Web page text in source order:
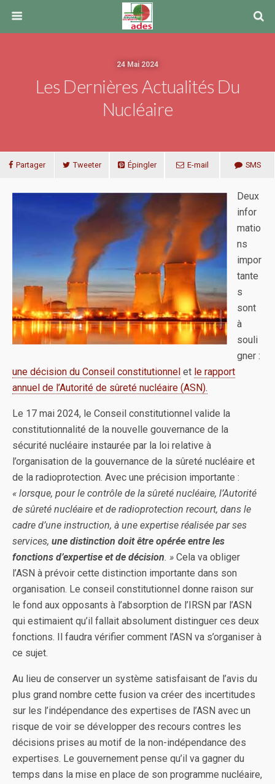
24 Mai 2024
Les Dernières Actualités Du
Nucléaire
Partager Tweeter Épingler E-mail SMS
Deux
infor
matio
ns
impor
tante
s
sont
à
souli
gner :
une décision du Conseil constitutionnel et le rapport
annuel de l’Autorité de sûreté nucléaire (ASN).
Le 17 mai 2024, le Conseil constitutionnel valide la
constitutionnalité de la nouvelle gouvernance de la
sécurité nucléaire instaurée par la loi relative à
l’organisation de la gouvernance de la sûreté nucléaire et
de la radioprotection. Avec une précision importante :
« lorsque, pour le contrôle de la sûreté nucléaire, l’Autorité
de sûreté nucléaire et de radioprotection recourt, dans le
cadre d’une instruction, à une expertise réalisée par ses
services, une distinction doit être opérée entre les
fonctions d’expertise et de décision. » Cela va obliger
l’ASN à prévoir cette distinction importante dans son
organisation. Le conseil constitutionnel donne raison sur
le fond aux opposants à l’absorption de l’IRSN par l’ASN
qui estimaient qu’il fallait absolument distinguer ces deux
fonctions. Il faudra vérifier comment l’ASN va s’organiser à
ce sujet.
Au lieu de conserver un système satisfaisant de l’avis du
plus grand nombre cette fusion va créer des incertitudes
sur les l’indépendance des expertises de l’ASN avec un
risque de voir se développer des recours contres les
décisions prises au motif de la non-indépendance des
expertises. Le gouvernement pense qu’il va gagner du
temps dans la mise en place de son programme nucléaire,